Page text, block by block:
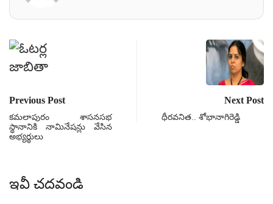
Previous Post
కమలాపురం శాసనసభ
స్థానానికి నామినేషన్లు వేసిన
అభ్యర్థులు
Next Post
ధీరవనిత.. శోభానాగిరెడ్డి
ఇవీ చదవండి